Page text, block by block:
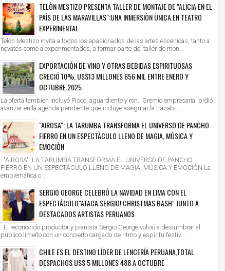
TELÒN MESTIZO PRESENTA TALLER DE MONTAJE DE "ALICIA EN EL
PAÌS DE LAS MARAVILLAS":UNA INMERSIÒN ÙNICA EN TEATRO
EXPERIMENTAL
Telón Mestizo invita a todos los apasionados de las artes escénicas, tanto a
novatos como a experimentados, a formar parte del taller de mon...
EXPORTACIÓN DE VINO Y OTRAS BEBIDAS ESPIRITUOSAS
CRECIÓ 10%, US$13 MILLONES 656 MIL ENTRE ENERO Y
OCTUBRE 2025
La oferta también incluyó Pisco, aguardiente y ron. Gremio empresarial pidió
avanzar en la agenda pendiente que incluye asegurar la trazabi...
"AIROSA": LA TARUMBA TRANSFORMA EL UNIVERSO DE PANCHO
FIERRO EN UN ESPECTÀCULO LLENO DE MAGIA, MÙSICA Y
EMOCIÒN
"AIROSA": LA TARUMBA TRANSFORMA EL UNIVERSO DE PANCHO
FIERRO EN UN ESPECTÀCULO LLENO DE MAGIA, MÙSICA Y EMOCIÒN La
emblemática c...
SERGIO GEORGE CELEBRÓ LA NAVIDAD EN LIMA CON EL
ESPECTÁCULO"ATACA SERGIO! CHRISTMAS BASH" JUNTO A
DESTACADOS ARTISTAS PERUANOS
El reconocido productor y pianista Sergio George volvió a deslumbrar al
público limeño con un concierto cargado de ritmo y espíritu festiv...
CHILE ES EL DESTINO LÍDER DE LENCERÍA PERUANA,TOTAL
DESPACHOS US$ 5 MILLONES 488 A OCTUBRE